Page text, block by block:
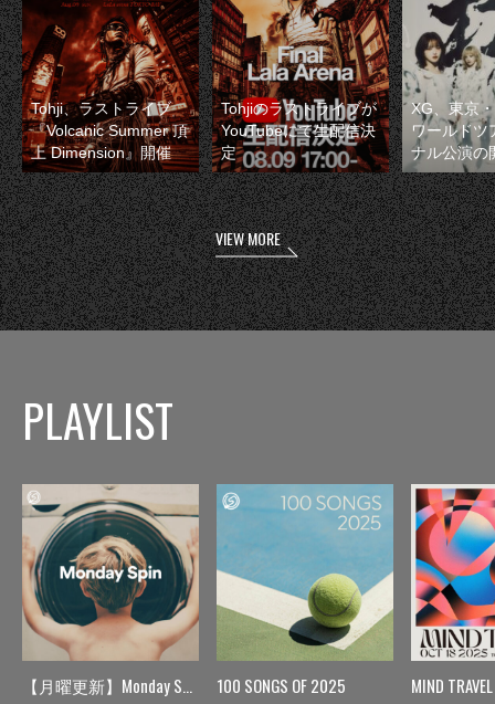
Tohji、ラストライブ
『Volcanic Summer 頂
上 Dimension』開催
Tohjiのラストライブが
YouTubeにて生配信決
定
XG、東京
ワールドツ
ナル公演の
VIEW MORE
PLAYLIST
【月曜更新】Monday Spin 100 SONGS OF 2025 MIND TRAVEL